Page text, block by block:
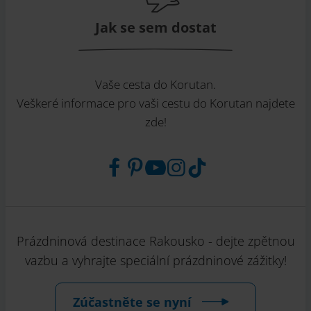
Jak se sem dostat
Vaše cesta do Korutan.
Veškeré informace pro vaši cestu do Korutan najdete
zde!
Prázdninová destinace Rakousko - dejte zpětnou
vazbu a vyhrajte speciální prázdninové zážitky!
Zúčastněte se nyní